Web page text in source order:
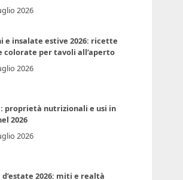
2026
e insalate estive 2026: ricette
colorate per tavoli all’aperto
2026
proprietà nutrizionali e usi in
2026
2026
2026: miti e realtà